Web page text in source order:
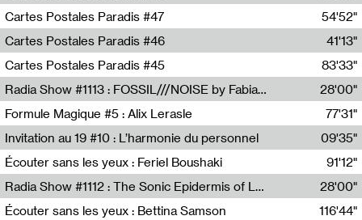
Mathias Dupaquier
Cartes Postales Paradis #47
Raymond Engramer
54'52"
Cartes Postales Paradis #46
Sarah Banville
41'13"
Cartes Postales Paradis #45
Mateo Cuin
83'33"
Radia Show #1113 : FOSSIL///NOISE by Fabiana Gibim / Wave Farm
Wave Farm
28'00"
Formule Magique #5 : Alix Lerasle
Nathalie Lacroix
77'31"
Invitation au 19 #10 : L’harmonie du personnel
19, CRAC
09'35"
Écouter sans les yeux : Feriel Boushaki
Feriel Boushaki
91'12"
Radia Show #1112 : The Sonic Epidermis of Lake Léman by Paul Courlet / Guest Slot
28'00"
Écouter sans les yeux : Bettina Samson
116'44"